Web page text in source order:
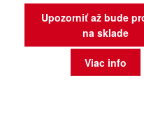
Upozorniť až bude
na sklade
Viac info